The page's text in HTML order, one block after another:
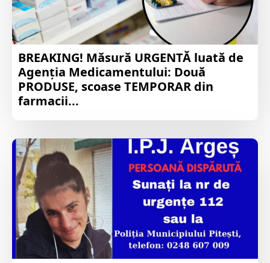
BREAKING! Măsură URGENTĂ luată de
Agenția Medicamentului: Două
PRODUSE, scoase TEMPORAR din
farmacii...